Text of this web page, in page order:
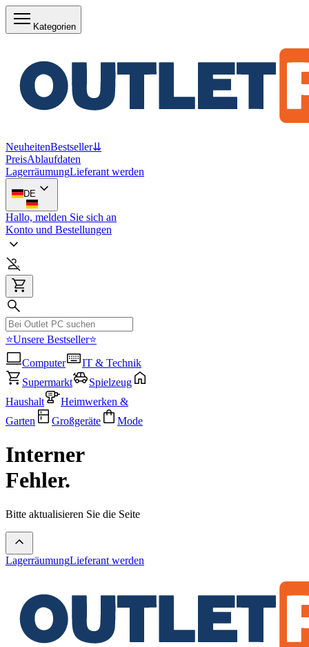
Kategorien
NeuheitenBestseller⇊
PreisAblaufdaten
LagerräumungLieferant werden
DE
Hallo, melden Sie sich an
Konto und Bestellungen
⭐Unsere Bestseller⭐
Computer
IT & Technik
Supermarkt
Spielzeug
Haushalt
Heimwerken &
Garten
Großgeräte Mode
Interner
Fehler.
Bitte aktualisieren Sie die Seite
LagerräumungLieferant werden